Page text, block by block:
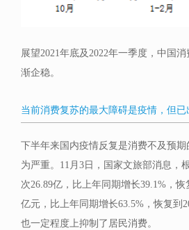
展望2021年底及2022年一季度，中国
渐企稳。
当前消费复苏的最大障碍是疫情，但已
下半年来国内疫情反复是消费不及预
为严重。11月3日，国家文旅部消息，
次26.89亿，比上年同期增长39.1%，
亿元，比上年同期增长63.5%，恢复到
也一定程度上抑制了居民消费。